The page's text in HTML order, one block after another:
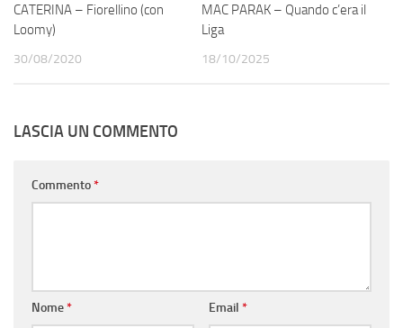
CATERINA – Fiorellino (con
Loomy)
30/08/2020
MAC PARAK – Quando c’era il
Liga
18/10/2025
LASCIA UN COMMENTO
Commento*
Nome* Email *